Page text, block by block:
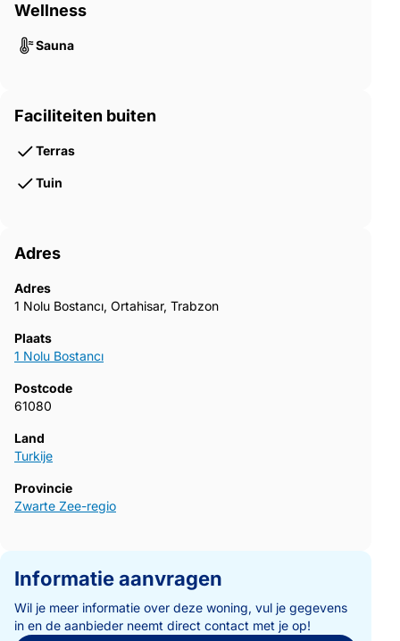
Wellness
Sauna
Faciliteiten buiten
Terras
Tuin
Adres
Adres
1 Nolu Bostancı, Ortahisar, Trabzon
Plaats
1 Nolu Bostancı
Postcode
61080
Land
Turkije
Provincie
Zwarte Zee-regio
Informatie aanvragen
Wil je meer informatie over deze woning, vul je gegevens
in en de aanbieder neemt direct contact met je op!